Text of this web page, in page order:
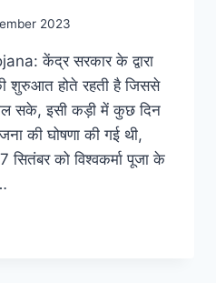
2023
केंद्र सरकार के द्वारा
शुरुआत होते रहती है जिससे
सके, इसी कड़ी में कुछ दिन
की घोषणा की गई थी,
को विश्वकर्मा पूजा के